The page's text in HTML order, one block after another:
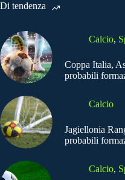
Di tendenza
Calcio,
Coppa Italia,
probabili
Calcio
Jagiellonia
probabili
Calcio,